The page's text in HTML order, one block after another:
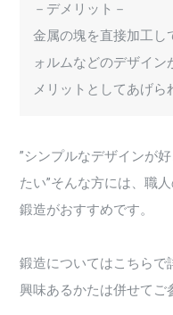
－デメリット－
金属の塊を直接加工し
ォルムなどのデザイ
メリットとしてあげら
”シンプルなデザインが
たい”そんな方には、職
鍛造がおすすめです。
鍛造についてはこちらで
興味あるかたは併せてご